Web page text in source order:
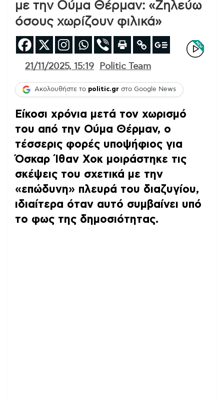
με την Ούμα Θέρμαν: «Ζηλεύω
όσους χωρίζουν φιλικά»
21/11/2025, 15:19 Politic Team
Ακολουθήστε το politic.gr στο Google News
Είκοσι χρόνια μετά τον χωρισμό
του από την Ούμα Θέρμαν, ο
τέσσερις φορές υποψήφιος για
Όσκαρ Ίθαν Χοκ μοιράστηκε τις
σκέψεις του σχετικά με την
«επώδυνη» πλευρά του διαζυγίου,
ιδιαίτερα όταν αυτό συμβαίνει υπό
το φως της δημοσιότητας.